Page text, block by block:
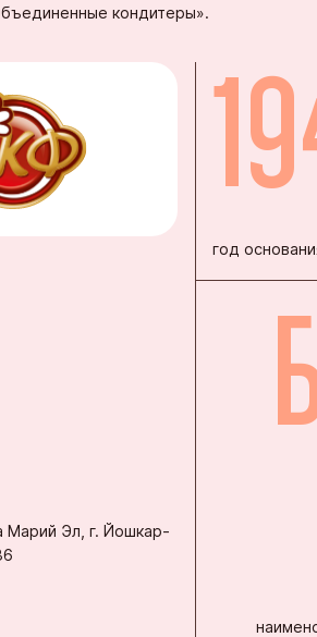
Йошкар-
кондитеры».
Марий Эл, г. Йошкар-
год